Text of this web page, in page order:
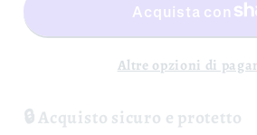
IGT
Giardino
Rosa
IGT
-
Giardino
Altre opzioni di
🔒 Acquisto sicuro e protetto